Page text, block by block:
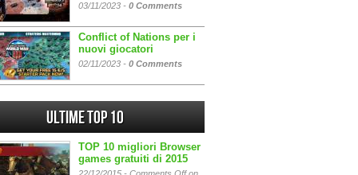
03/11/2023 - 0 Comments
Conflict of Nations per i
nuovi giocatori
02/11/2023 - 0 Comments
Ultime Top 10
TOP 10 migliori Browser
games gratuiti di 2015